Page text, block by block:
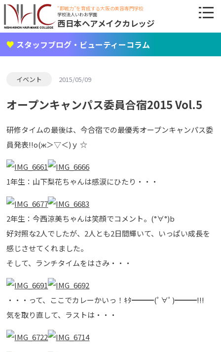
"即戦力"を育成する大阪の美容専門学校
学校法人いわお学園
西日本ヘアメイクカレッジ
スタッフブログ・ビューティーコラム
イベント 2015/05/09
オープンキャンパス委員合宿2015 Vol.5
研修タイムの最後は、今合宿での最優秀オープンキャンパス委
員発表!!о(ж＞▽＜)ｙ ☆
1年生：山下梨花ちゃんは感涙にひたり・・・
2年生：今西涼美ちゃんは笑顔でコメント。(°∀°)b
好対照な2人でしたが、2人とも2日間輝いて、いっぱい成長を
感じさせてくれました。
そして、ランチタイムをはさみ・・・
・・・って、ここでカレーかいっ！ｷﾀ━━━(ﾟ∀ﾟ)━━━!!!
気を取り直して、ラストは・・・